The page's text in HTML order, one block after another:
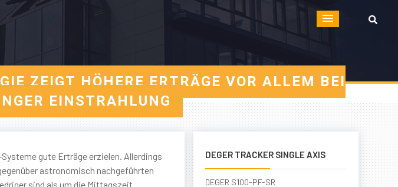
ZEIGT HÖHERE ERTRÄGE VOR ALLEM BEI
EINSTRAHLUNG
gute Erträge erzielen. Allerdings
astronomisch nachgeführten
sind als um die Mittagszeit.
DEGER TRACKER SINGLE AXIS
DEGER S100-PF-SR